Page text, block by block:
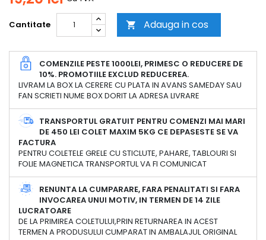
Cantitate  Adauga in cos
COMENZILE PESTE 1000LEI, PRIMESC O REDUCERE DE
10%. PROMOTIILE EXCLUD REDUCEREA.
LIVRAM LA BOX LA CERERE CU PLATA IN AVANS SAMEDAY SAU
FAN SCRIETI NUME BOX DORIT LA ADRESA LIVRARE
TRANSPORTUL GRATUIT PENTRU COMENZI MAI MARI
DE 450 LEI COLET MAXIM 5KG CE DEPASESTE SE VA
FACTURA
PENTRU COLETELE GRELE CU STICLUTE, PAHARE, TABLOURI SI
FOLIE MAGNETICA TRANSPORTUL VA FI COMUNICAT
RENUNTA LA CUMPARARE, FARA PENALITATI SI FARA
INVOCAREA UNUI MOTIV, IN TERMEN DE 14 ZILE
LUCRATOARE
DE LA PRIMIREA COLETULUI,PRIN RETURNAREA IN ACEST
TERMEN A PRODUSULUI CUMPARAT IN AMBALAJUL ORIGINAL